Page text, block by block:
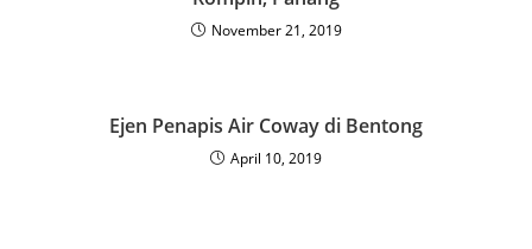
November 21, 2019
Ejen Penapis Air Coway di Bentong
April 10, 2019